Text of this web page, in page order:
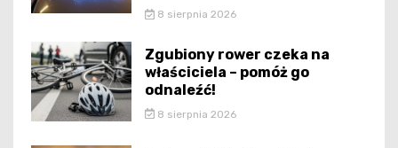
8 sierpnia 2026
Zgubiony rower czeka na
właściciela – pomóż go
odnaleźć!
8 sierpnia 2026